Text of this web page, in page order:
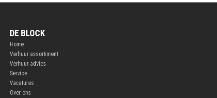
DE BLOCK
Home
Verhuur assortiment
Verhuur advies
Service
Vacatures
Over ons